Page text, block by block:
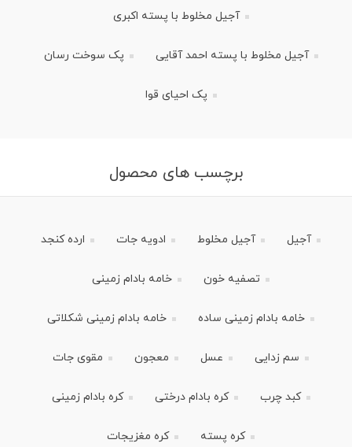
آجیل مخلوط با پسته اکبری
آجیل مخلوط با پسته احمد آقایی پک سوخت رسان
پک احیای قوا
برچسب های محصول
آجیل آجیل مخلوط ادویه جات ارده کنجد
تصفیه خون خامه بادام زمینی
خامه بادام زمینی ساده خامه بادام زمینی شکلاتی
سم زدایی عسل معجون مقوی جات
کبد چرب کره بادام درختی کره بادام زمینی
کره پسته کره مغزیجات